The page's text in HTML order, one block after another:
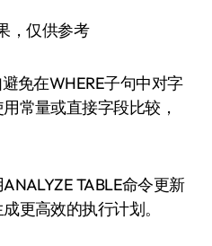
，仅供参考
免在WHERE子句中对字
常量或直接字段比较，
TABLE命令更新
更高效的执行计划。